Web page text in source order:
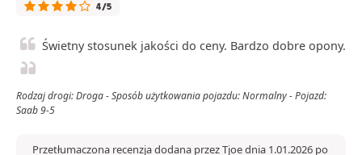
4/5
Świetny stosunek jakości do ceny. Bardzo dobre opony.
Rodzaj drogi: Droga - Sposób użytkowania pojazdu: Normalny - Pojazd:
Saab 9-5
Przetłumaczona recenzja dodana przez Tjoe dnia 1.01.2026 po